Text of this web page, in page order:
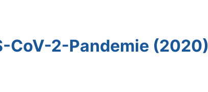
CoV-2-Pandemie (2020)